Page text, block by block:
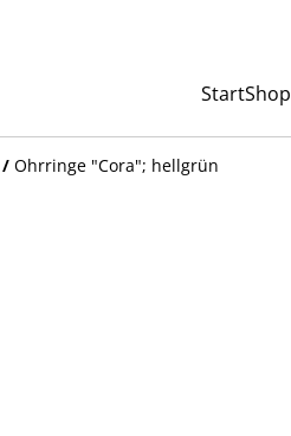
StartShop
/ Ohrringe "Cora"; hellgrün